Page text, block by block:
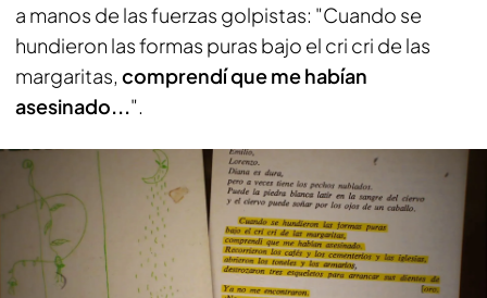
a manos de las fuerzas golpistas: "Cuando se
hundieron las formas puras bajo el cri cri de las
margaritas, comprendí que me habían
asesinado...".